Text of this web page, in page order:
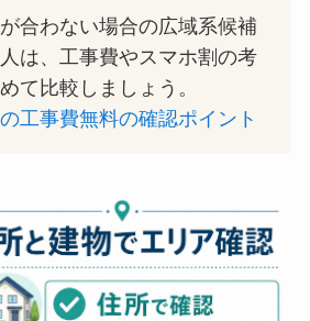
合わない場合の広域系候補
は、工事費やスマホ割の考
て比較しましょう。
工事費無料の確認ポイント